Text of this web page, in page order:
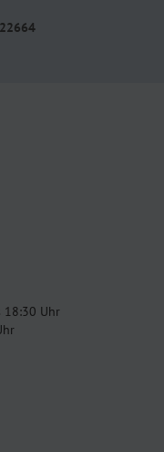
18:30 Uhr